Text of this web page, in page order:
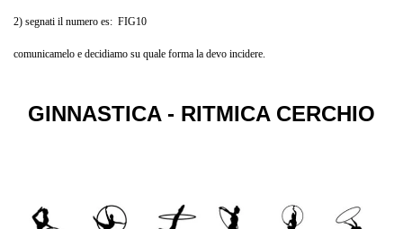
2) segnati il numero es: FIG10
comunicamelo e decidiamo su quale forma la devo incidere.
GINNASTICA - RITMICA CERCHIO